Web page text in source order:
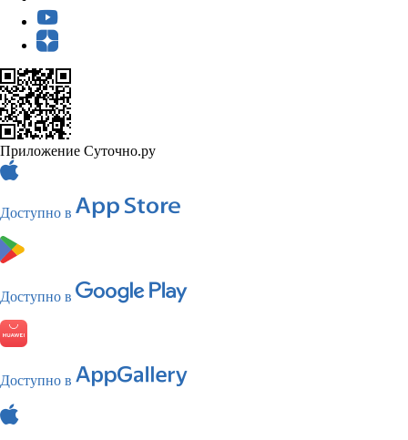
Приложение Суточно.ру
Доступно в
Доступно в
Доступно в